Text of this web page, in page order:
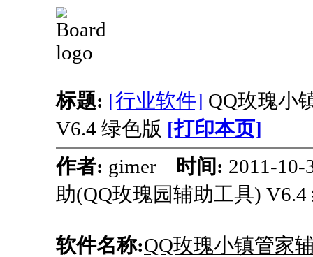
标题: [行业软件] QQ玫瑰小
V6.4 绿色版 [打印本页]
作者: gimer 时间: 2011-
助(QQ玫瑰园辅助工具) V6.4
软件名称:QQ玫瑰小镇管家